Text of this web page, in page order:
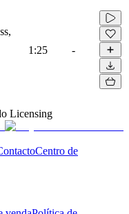
1:25 -
Licensing
Centro de